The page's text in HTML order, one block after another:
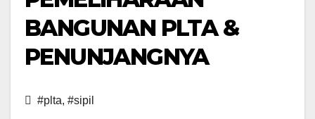
BANGUNAN PLTA &
PENUNJANGNYA
#plta, #sipil